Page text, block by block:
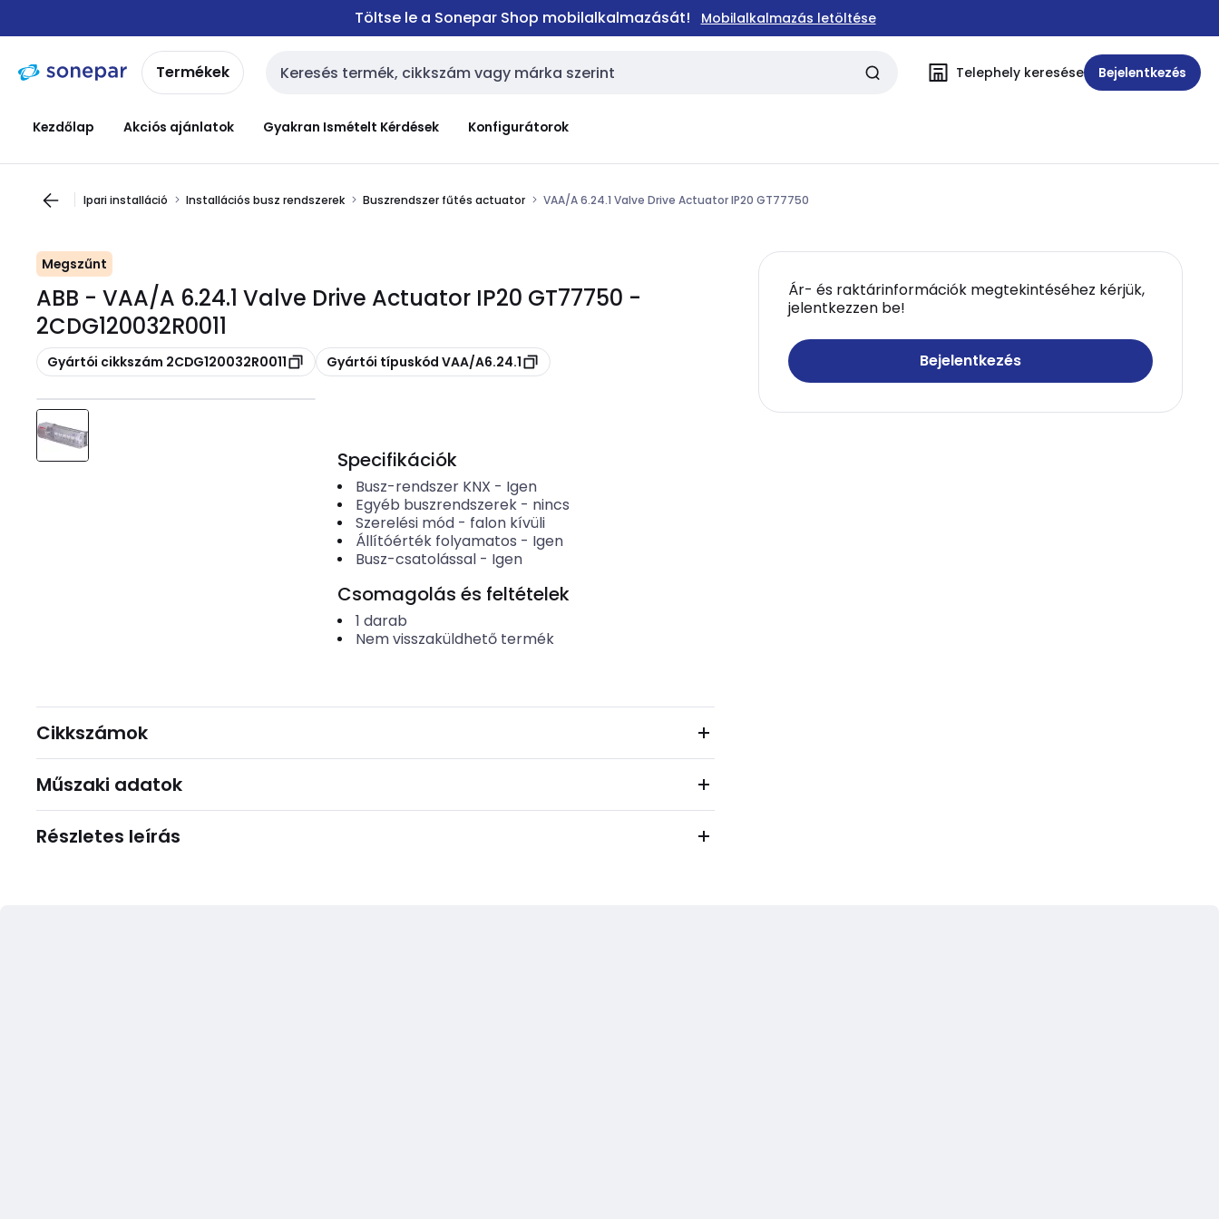
navigációhoztartalomra
Töltse le a Sonepar Shop mobilalkalmazását! Mobilalkalmazás letöltése
Termékek Keresési bemenet Telephely keresése Bejelentkezés
Kezdőlap Akciós ajánlatok Gyakran Ismételt Kérdések Konfigurátorok
Ipari installáció Installációs busz rendszerek Buszrendszer fűtés actuator VAA/A 6.24.1 Valve Drive Actuator IP20 GT77750
Megszűnt
ABB - VAA/A 6.24.1 Valve Drive Actuator IP20 GT77750 -
2CDG120032R0011
Másolás
Gyártói cikkszám 2CDG120032R0011 Másolás
Gyártói típuskód VAA/A6.24.1
Ár- és raktárinformációk megtekintéséhez kérjük,
jelentkezzen be!
Bejelentkezés
Specifikációk
Busz-rendszer KNX - Igen
Egyéb buszrendszerek- nincs
Szerelési mód- falon kívüli
Állítóérték folyamatos - Igen
Busz-csatolással- Igen
Csomagolás és feltételek
1 darab
Nem visszaküldhető termék
Cikkszámok
Műszaki adatok
Részletes leírás